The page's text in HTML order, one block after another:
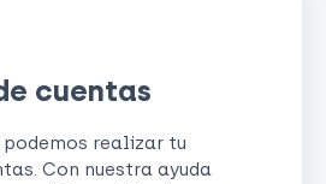
cuentas
podemos realizar tu
Con nuestra ayuda